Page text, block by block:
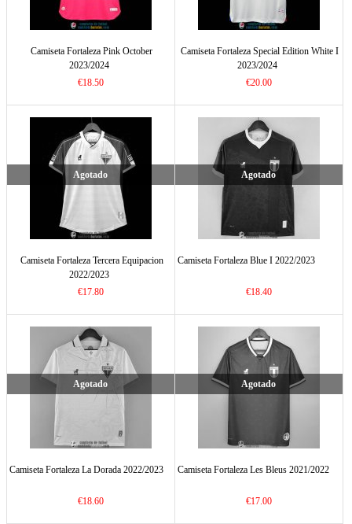
Camiseta Fortaleza Pink October
2023/2024
€18.50
Camiseta Fortaleza Special Edition White I
2023/2024
€20.00
Agotado
Camiseta Fortaleza Tercera Equipacion
2022/2023
€17.80
Agotado
Camiseta Fortaleza Blue I 2022/2023
€18.40
Agotado
Camiseta Fortaleza La Dorada 2022/2023
€18.60
Agotado
Camiseta Fortaleza Les Bleus 2021/2022
€17.00